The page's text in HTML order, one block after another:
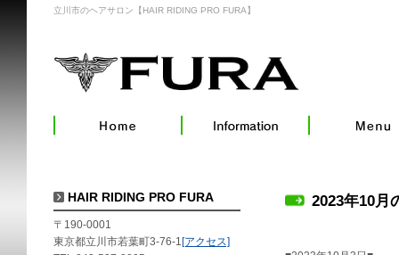
立川市のヘアサロン【HAIR RIDING PRO FURA】
2023年10月
HAIR RIDING PRO FURA
〒190-0001
東京都立川市若葉町3-76-1 [アクセス]